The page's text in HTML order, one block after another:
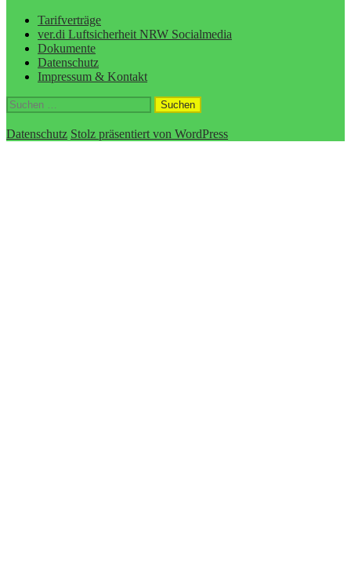
Tarifverträge
ver.di Luftsicherheit NRW Socialmedia
Dokumente
Datenschutz
Impressum & Kontakt
Suchen
nach:
Datenschutz Stolz präsentiert von WordPress